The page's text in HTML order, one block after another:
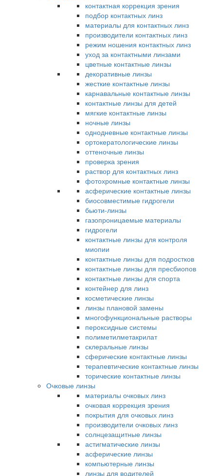
контактная коррекция зрения
подбор контактных линз
материалы для контактных линз
производители контактных линз
режим ношения контактных линз
уход за контактными линзами
цветные контактные линзы
декоративные линзы
жесткие контактные линзы
карнавальные контактные линзы
контактные линзы для детей
мягкие контактные линзы
ночные линзы
однодневные контактные линзы
ортокератологические линзы
оттеночные линзы
проверка зрения
раствор для контактных линз
фотохромные контактные линзы
асферические контактные линзы
биосовместимые гидрогели
бьюти-линзы
газопроницаемые материалы
гидрогели
контактные линзы для контроля
миопии
контактные линзы для подростков
контактные линзы для пресбиопов
контактные линзы для спорта
контейнер для линз
косметические линзы
линзы плановой замены
многофункциональные растворы
пероксидные системы
полиметилметакрилат
склеральные линзы
сферические контактные линзы
терапевтические контактные линзы
торические контактные линзы
Очковые линзы
материалы очковых линз
очковая коррекция зрения
покрытия для очковых линз
производители очковых линз
солнцезащитные линзы
астигматические линзы
асферические линзы
компьютерные линзы
линзы для водителей